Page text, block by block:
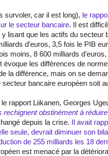
survoler, car il est long), le
le secteur bancaire. Il est
lisant que les actifs du secteur
d’euros, 3,5 fois le PIB
moins, 8 600 milliards
évoque les différences de
la différence, mais on se
secteur bancaire européen soit
rapport Liikanen, Georges
rechignent obstinément à
depuis la crise.
Il avait
seule, devrait diminuer son
de 255 milliards les 18
est menacé par la